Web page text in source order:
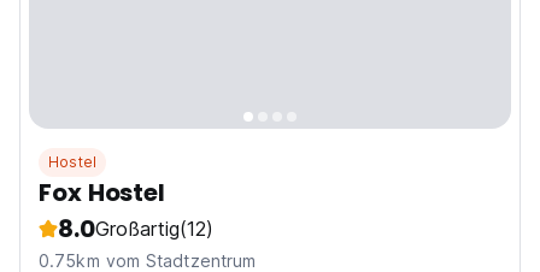
Hostel
Fox Hostel
8.0Großartig(12)
0.75km vom Stadtzentrum